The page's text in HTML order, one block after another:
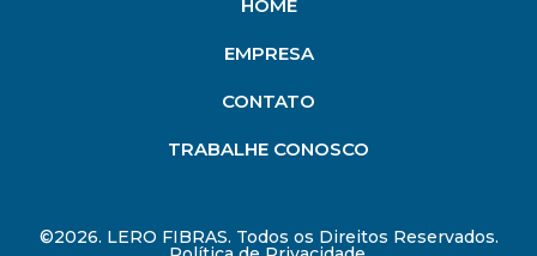
HOME
EMPRESA
CONTATO
TRABALHE CONOSCO
©2026. LERO FIBRAS. Todos os Direitos Reservados.